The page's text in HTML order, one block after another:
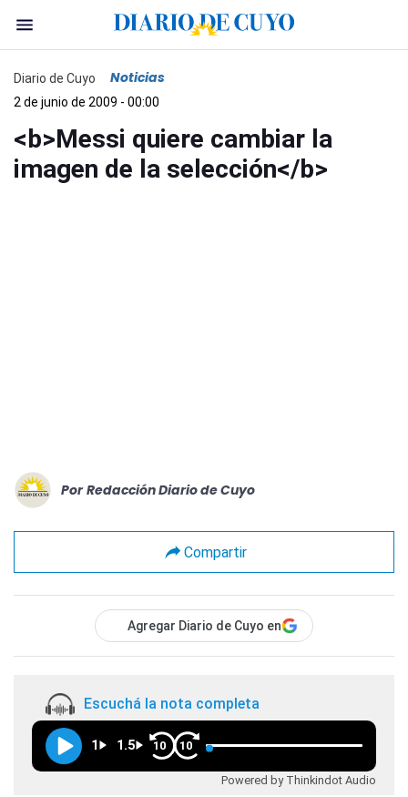
Diario de Cuyo Noticias
2 de junio de 2009 - 00:00
<b>Messi quiere cambiar la
imagen de la selección</b>
Por Redacción Diario de Cuyo
Compartir
Agregar Diario de Cuyo en
Escuchá la nota completa
1 1.5 10 10
Powered by Thinkindot Audio